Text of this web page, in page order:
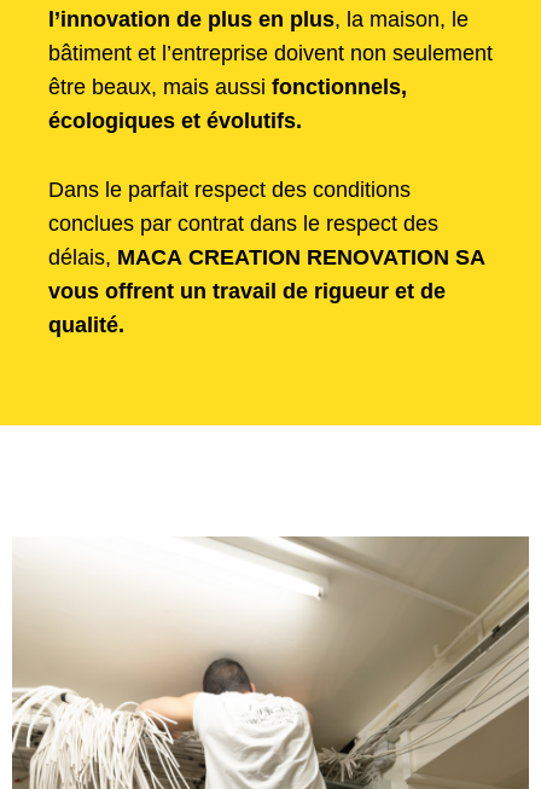
l’innovation de plus en plus, la maison, le
bâtiment et l’entreprise doivent non seulement
être beaux, mais aussi fonctionnels,
écologiques et évolutifs.
Dans le parfait respect des conditions
conclues par contrat dans le respect des
délais, MACA CREATION RENOVATION SA
vous offrent un travail de rigueur et de
qualité.